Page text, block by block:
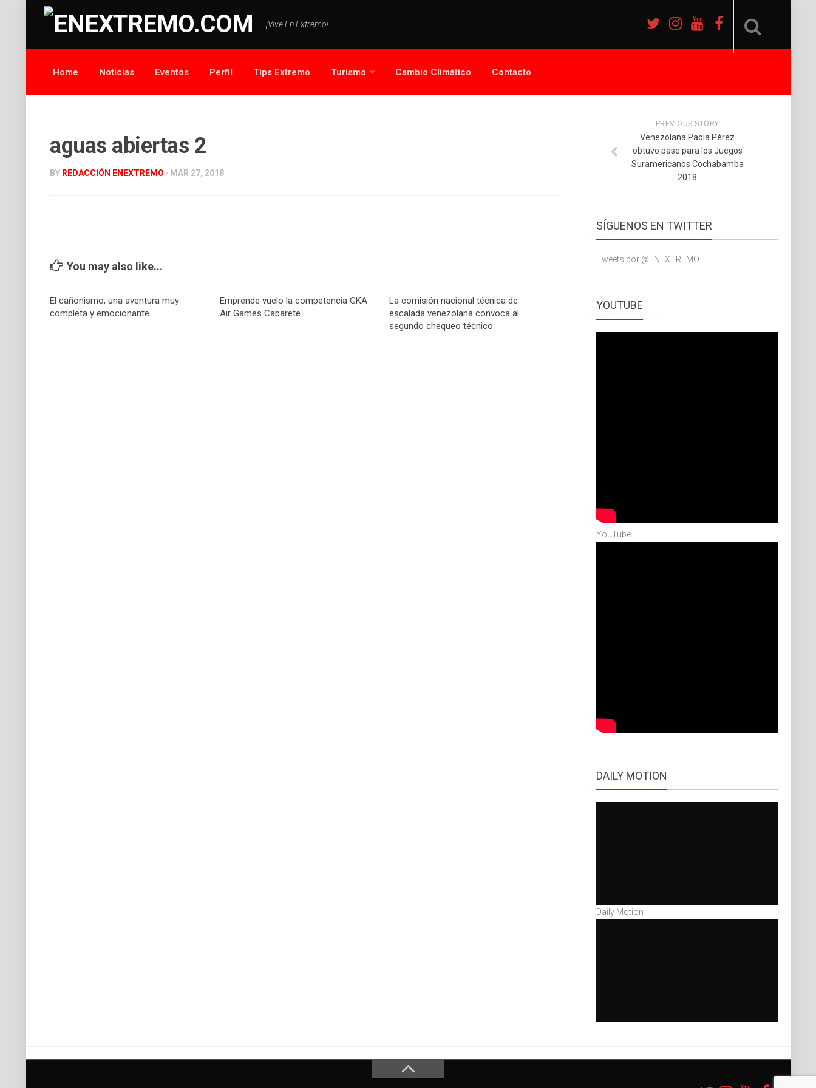
¡Vive En Extremo!
Home Noticias Eventos Perfil Tips Extremo Turismo Cambio Climático Contacto
aguas abiertas 2
BY REDACCIÓN ENEXTREMO · MAR 27, 2018
You may also like...
El cañonismo, una aventura muy
completa y emocionante
Emprende vuelo la competencia GKA
Air Games Cabarete
La comisión nacional técnica de
escalada venezolana convoca al
segundo chequeo técnico
PREVIOUS STORY
Venezolana Paola Pérez
obtuvo pase para los Juegos
Suramericanos Cochabamba
2018
SÍGUENOS EN TWITTER
Tweets por @ENEXTREMO
YOUTUBE
YouTube
DAILY MOTION
Daily Motion